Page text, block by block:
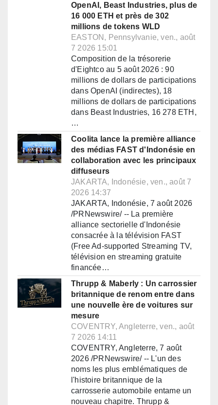
OpenAI, Beast Industries, plus de
16 000 ETH et près de 302
millions de tokens WLD
EASTON, Pennsylvanie, ven., août
7 2026 15:01
Composition de la trésorerie
d'Eightco au 5 août 2026 : 90
millions de dollars de participations
dans OpenAI (indirectes), 18
millions de dollars de participations
dans Beast Industries, 16 278 ETH,
…
Coolita lance la première alliance
des médias FAST d'Indonésie en
collaboration avec les principaux
diffuseurs
JAKARTA, Indonésie, ven., août 7
2026 14:37
JAKARTA, Indonésie, 7 août 2026
/PRNewswire/ -- La première
alliance sectorielle d'Indonésie
consacrée à la télévision FAST
(Free Ad-supported Streaming TV,
télévision en streaming gratuite
financée…
Thrupp & Maberly : Un carrossier
britannique de renom entre dans
une nouvelle ère de voitures sur
mesure
COVENTRY, Angleterre, ven., août
7 2026 14:11
COVENTRY, Angleterre, 7 août
2026 /PRNewswire/ -- L'un des
noms les plus emblématiques de
l'histoire britannique de la
carrosserie automobile entame un
nouveau chapitre. Thrupp &